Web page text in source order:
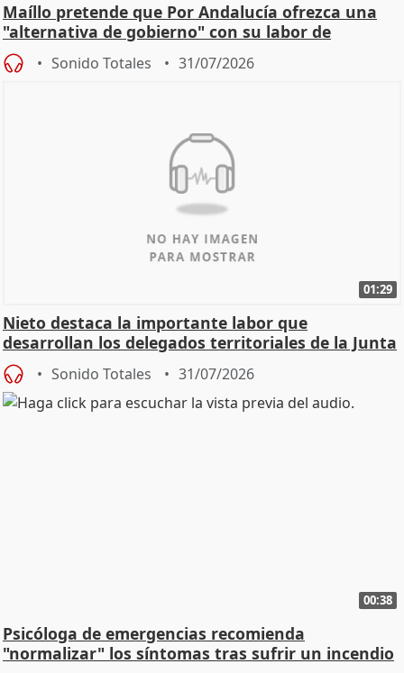
Maíllo pretende que Por Andalucía ofrezca una
"alternativa de gobierno" con su labor de
oposición
Sonido Totales 31/07/2026
01:29
Nieto destaca la importante labor que
desarrollan los delegados territoriales de la Junta
Sonido Totales 31/07/2026
00:38
Psicóloga de emergencias recomienda
"normalizar" los síntomas tras sufrir un incendio